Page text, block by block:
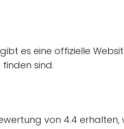
es eine offizielle
sind.
von 4.4 erhalten,